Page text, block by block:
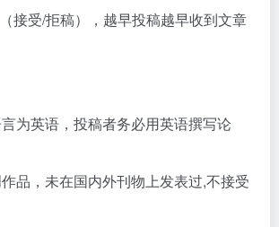
接受/拒稿），越早投稿越早收到文章
为英语，投稿者务必用英语撰写论
品，未在国内外刊物上发表过,不接受